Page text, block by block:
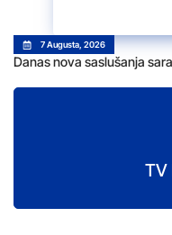
7 Augusta, 2026
Danas nova saslušanja
TV